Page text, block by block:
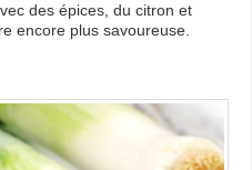
des épices, du citron et
encore plus savoureuse.